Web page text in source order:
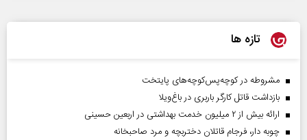
تازه ها
مشروطه در کوچه‌پس‌کوچه‌های پایتخت
بازداشت قاتل کارگر باربری در باغ‌ویلا
ارائه بیش از ۲ میلیون خدمت بهداشتی در اربعین حسینی
چوبه دار، فرجام قاتلان دختربچه و مرد صاحبخانه